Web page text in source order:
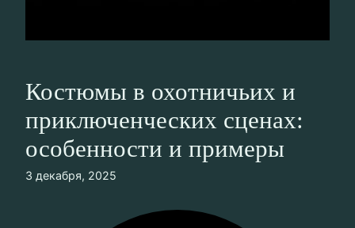
Костюмы в охотничьих и
приключенческих сценах:
особенности и примеры
3 декабря, 2025